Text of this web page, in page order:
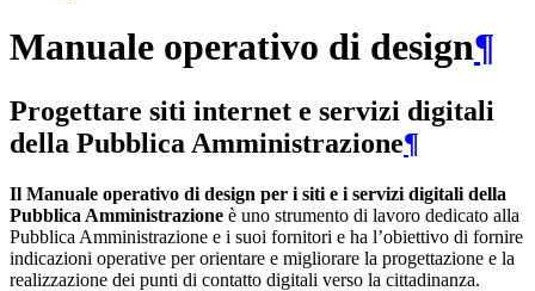
Manuale operativo di design¶
Progettare siti internet e servizi digitali
della Pubblica Amministrazione¶
Il Manuale operativo di design per i siti e i servizi digitali della
Pubblica Amministrazione è uno strumento di lavoro dedicato alla
Pubblica Amministrazione e i suoi fornitori e ha l’obiettivo di fornire
indicazioni operative per orientare e migliorare la progettazione e la
realizzazione dei punti di contatto digitali verso la cittadinanza.